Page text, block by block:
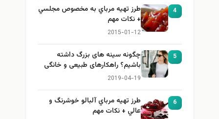
4
طرز تهيه مرباي به مخصوص مجلسي
+ نكات مهم
2015-01-12
5
چگونه سینه های بزرگ داشته
باشیم؟ راهکارهای طبیعی و خانگی
برای بزرگ کردن سینه
2019-04-19
6
طرز تهيه مرباي آلبالو خوشرنگ و
عالي + نكات مهم